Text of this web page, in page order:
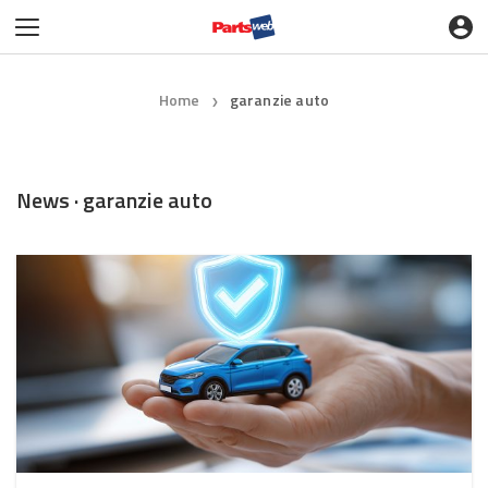
Home ❯ garanzie auto
News · garanzie auto